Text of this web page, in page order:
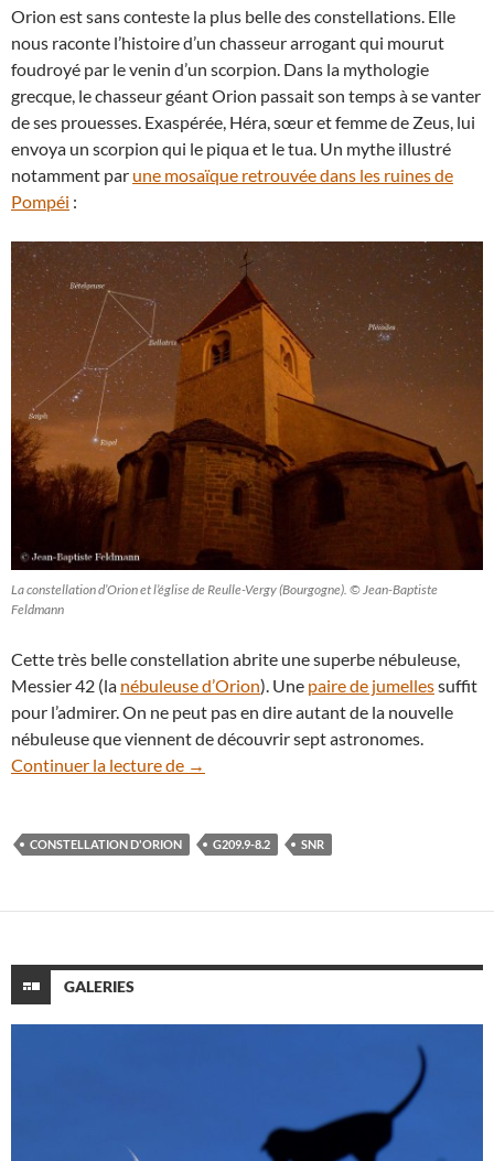
Orion est sans conteste la plus belle des constellations. Elle
nous raconte l’histoire d’un chasseur arrogant qui mourut
foudroyé par le venin d’un scorpion. Dans la mythologie
grecque, le chasseur géant Orion passait son temps à se vanter
de ses prouesses. Exaspérée, Héra, sœur et femme de Zeus, lui
envoya un scorpion qui le piqua et le tua. Un mythe illustré
notamment par une mosaïque retrouvée dans les ruines de
Pompéi :
La constellation d’Orion et l’église de Reulle-Vergy (Bourgogne). © Jean-Baptiste
Feldmann
Cette très belle constellation abrite une superbe nébuleuse,
Messier 42 (la nébuleuse d’Orion). Une paire de jumellessuffit
pour l’admirer. On ne peut pas en dire autant de la nouvelle
nébuleuse que viennent de découvrir sept astronomes.
Continuer la lecture de
Une immense nébuleuse découverte du
→
CONSTELLATION D'ORION G209.9-8.2 SNR
GALERIES